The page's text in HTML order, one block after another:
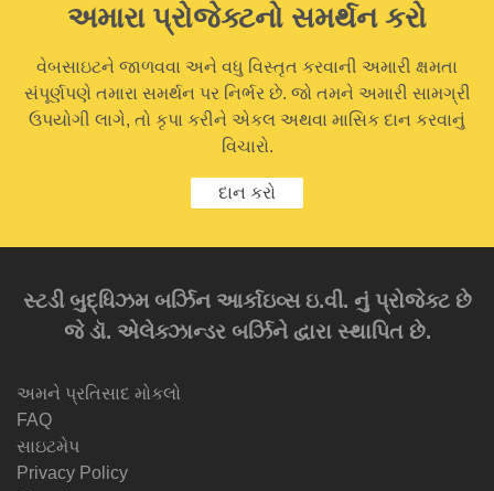
અમારા પ્રોજેક્ટનો સમર્થન કરો
વેબસાઇટને જાળવવા અને વધુ વિસ્તૃત કરવાની અમારી ક્ષમતા
સંપૂર્ણપણે તમારા સમર્થન પર નિર્ભર છે. જો તમને અમારી સામગ્રી
ઉપયોગી લાગે, તો કૃપા કરીને એકલ અથવા માસિક દાન કરવાનું
વિચારો.
દાન કરો
સ્ટડી બુદ્ધિઝમ બર્ઝિન આર્કાઇવ્સ ઇ.વી. નું પ્રોજેક્ટ છે
જે ડૉ. એલેક્ઝાન્ડર બર્ઝિને દ્વારા સ્થાપિત છે.
અમને પ્રતિસાદ મોકલો
FAQ
સાઇટમેપ
Privacy Policy